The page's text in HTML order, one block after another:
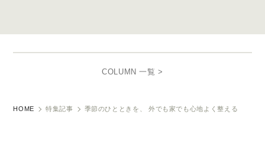
COLUMN 一覧 >
HOME 特集記事 季節のひとときを、 外でも家でも心地よく整える